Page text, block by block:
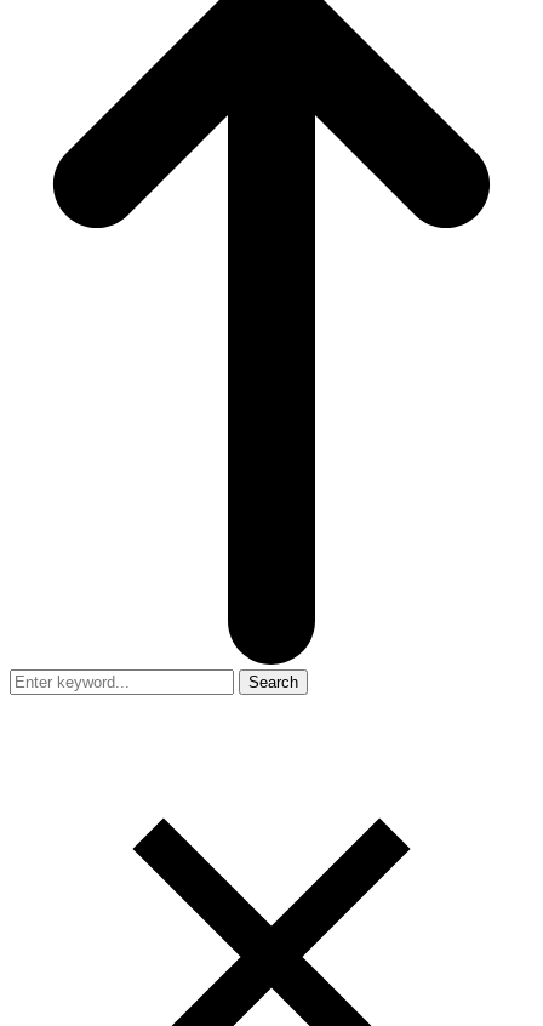
Search